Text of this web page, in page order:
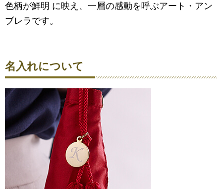
色柄が鮮明 に映え、一層の感動を呼ぶアート・アン
ブレラです。
名入れについて